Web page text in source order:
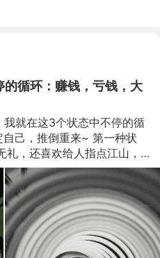
循环：赚钱，亏钱，大
就在这3个状态中不停的循
己，推倒重来~ 第一种状
，还喜欢给人指点江山，
白的老前辈也一样！ 看到
心的OS是：“恕我直言，在
进别人的东西~ 固步自封，
二种状态：亏钱时！ 觉得自
么多，一定都是有用的！
人比自己懂的多一点，自己